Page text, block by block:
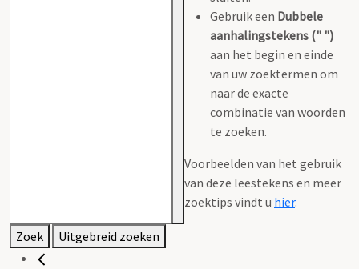
Gebruik een Dubbele
aanhalingstekens (" ")
aan het begin en einde
van uw zoektermen om
naar de exacte
combinatie van woorden
te zoeken.
Voorbeelden van het gebruik
van deze leestekens en meer
zoektips vindt u hier.
Zoek Uitgebreid zoeken